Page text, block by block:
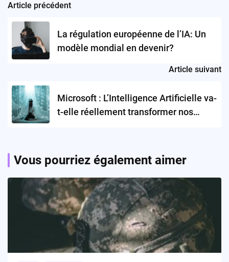
Post
navigation
Article précédent
La régulation européenne de l’IA: Un
modèle mondial en devenir?
Article suivant
Microsoft : L’Intelligence Artificielle va-
t-elle réellement transformer nos
Vous pourriez également aimer